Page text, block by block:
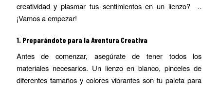
creatividad y plasmar tus sentimientos en un lienzo? ..
¡Vamos a empezar!
1. Preparándote para la Aventura Creativa
Antes de comenzar, asegúrate de tener todos los
materiales necesarios. Un lienzo en blanco, pinceles de
diferentes tamaños y colores vibrantes son tu paleta para